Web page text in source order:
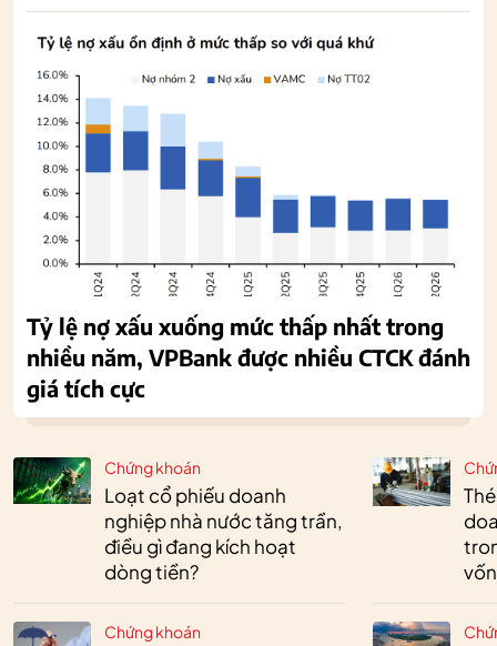
Chứng khoán
Loạt cổ phiếu doanh
nghiệp nhà nước tăng trần,
điều gì đang kích hoạt
dòng tiền?
Chứng khoán
vốn
Tỷ lệ nợ xấu xuống mức thấp nhất trong
nhiều năm, VPBank được nhiều CTCK đánh
giá tích cực